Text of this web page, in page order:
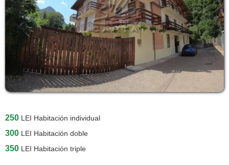
250 LEI Habitación individual
300 LEI Habitación doble
350 LEI Habitación triple